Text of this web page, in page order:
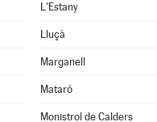
L'Estany
Lluçà
Marganell
Mataró
Monistrol de Calders